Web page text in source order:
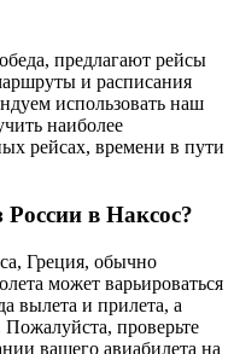
предлагают рейсы
и расписания
использовать наш
наиболее
рейсах, времени в пути
России в Наксос?
Греция, обычно
может варьироваться
вылета и прилета, а
проверьте
вашего авиабилета на